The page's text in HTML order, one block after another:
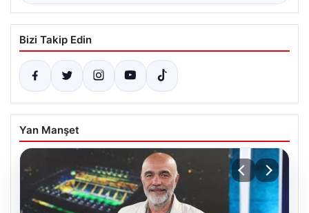
Bizi Takip Edin
Yan Manşet